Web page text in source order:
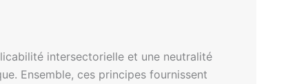
intersectorielle et une neutralité
Ensemble, ces principes fournissent